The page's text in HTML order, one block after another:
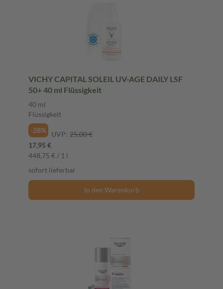
VICHY CAPITAL SOLEIL UV-AGE DAILY LSF
50+ 40 ml Flüssigkeit
40 ml
Flüssigkeit
-28%
UVP: 25,00 €
17,95 €
448,75 € / 1 l
sofort lieferbar
In den Warenkorb